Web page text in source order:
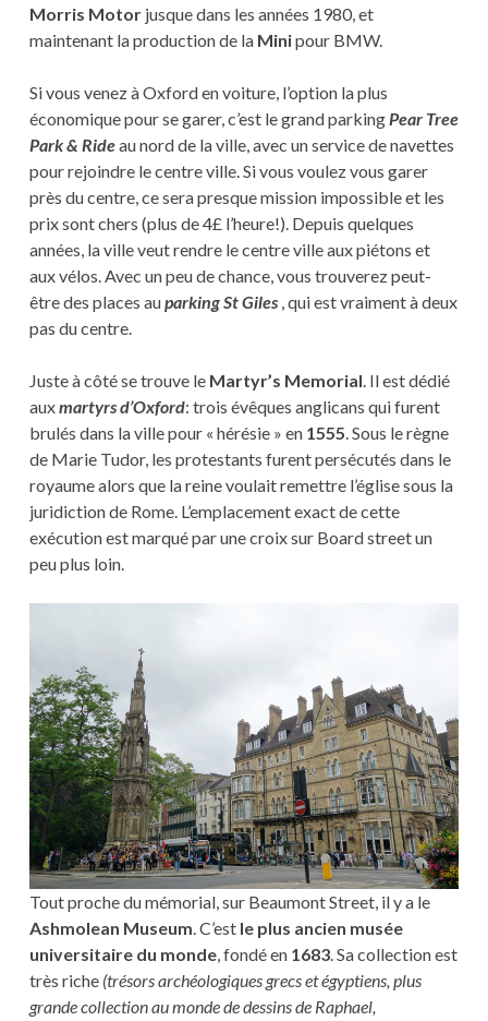
Morris Motorjusque dans les années 1980, et
maintenant la production de la Minipour BMW.
Si vous venez à Oxford en voiture, l’option la plus
économique pour se garer, c’est le grand parkingPear Tree
Park & Rideau nord de la ville, avec un service de navettes
pour rejoindre le centre ville. Si vous voulez vous garer
près du centre, ce sera presque mission impossible et les
prix sont chers (plus de 4£ l’heure!). Depuis quelques
années, la ville veut rendre le centre ville aux piétons et
aux vélos. Avec un peu de chance, vous trouverez peut-
être des places auparking St Giles, qui est vraiment à deux
pas du centre.
Juste à côté se trouve le Martyr’s Memorial. Il est dédié
auxmartyrs d’Oxford: trois évêques anglicans qui furent
brulés dans la ville pour « hérésie » en 1555. Sous le règne
de Marie Tudor, les protestants furent persécutés dans le
royaume alors que la reine voulait remettre l’église sous la
juridiction de Rome. L’emplacement exact de cette
exécution est marqué par une croix sur Board street un
peu plus loin.
Tout proche du mémorial, sur Beaumont Street, il y a le
Ashmolean Museum. C’est le plus ancien musée
universitaire du monde, fondé en 1683. Sa collection est
très riche (trésors archéologiques grecs et égyptiens, plus
grande collection au monde de dessins de Raphael,